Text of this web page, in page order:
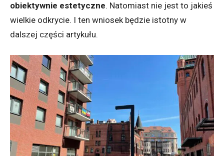
obiektywnie estetyczne. Natomiast nie jest to jakieś
wielkie odkrycie. I ten wniosek będzie istotny w
dalszej części artykułu.